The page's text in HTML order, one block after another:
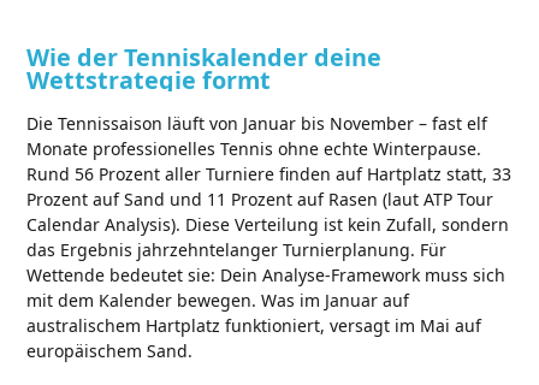
Wie der Tenniskalender deine
Wettstrategie formt
Die Tennissaison läuft von Januar bis November – fast elf
Monate professionelles Tennis ohne echte Winterpause.
Rund 56 Prozent aller Turniere finden auf Hartplatz statt, 33
Prozent auf Sand und 11 Prozent auf Rasen (laut ATP Tour
Calendar Analysis). Diese Verteilung ist kein Zufall, sondern
das Ergebnis jahrzehntelanger Turnierplanung. Für
Wettende bedeutet sie: Dein Analyse-Framework muss sich
mit dem Kalender bewegen. Was im Januar auf
australischem Hartplatz funktioniert, versagt im Mai auf
europäischem Sand.